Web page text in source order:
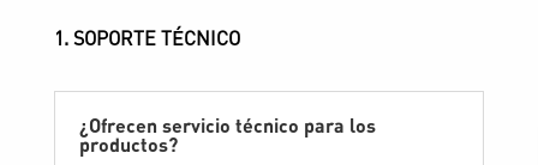
1. SOPORTE TÉCNICO
¿Ofrecen servicio técnico para los
productos?